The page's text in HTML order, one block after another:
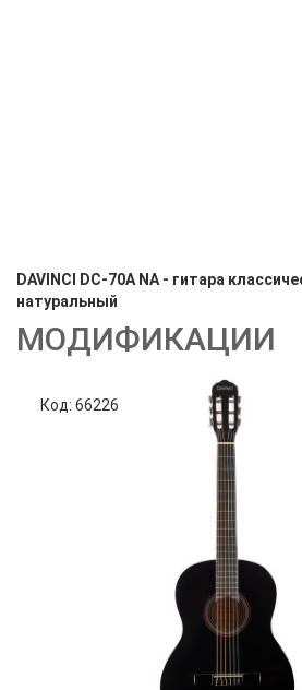
DAVINCI DC-70A NA - гитара
натуральный
МОДИФИКАЦИИ
Код: 66226